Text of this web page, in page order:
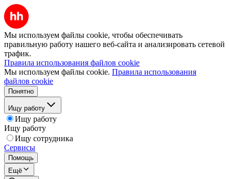
Мы используем файлы cookie, чтобы обеспечивать
правильную работу нашего веб-сайта и анализировать сетевой
трафик.
Правила использования файлов cookie
Мы используем файлы cookie. Правила использования
файлов cookie
Понятно
Ищу работу
Ищу работу
Ищу работу
Ищу сотрудника
Сервисы
Помощь
Ещё